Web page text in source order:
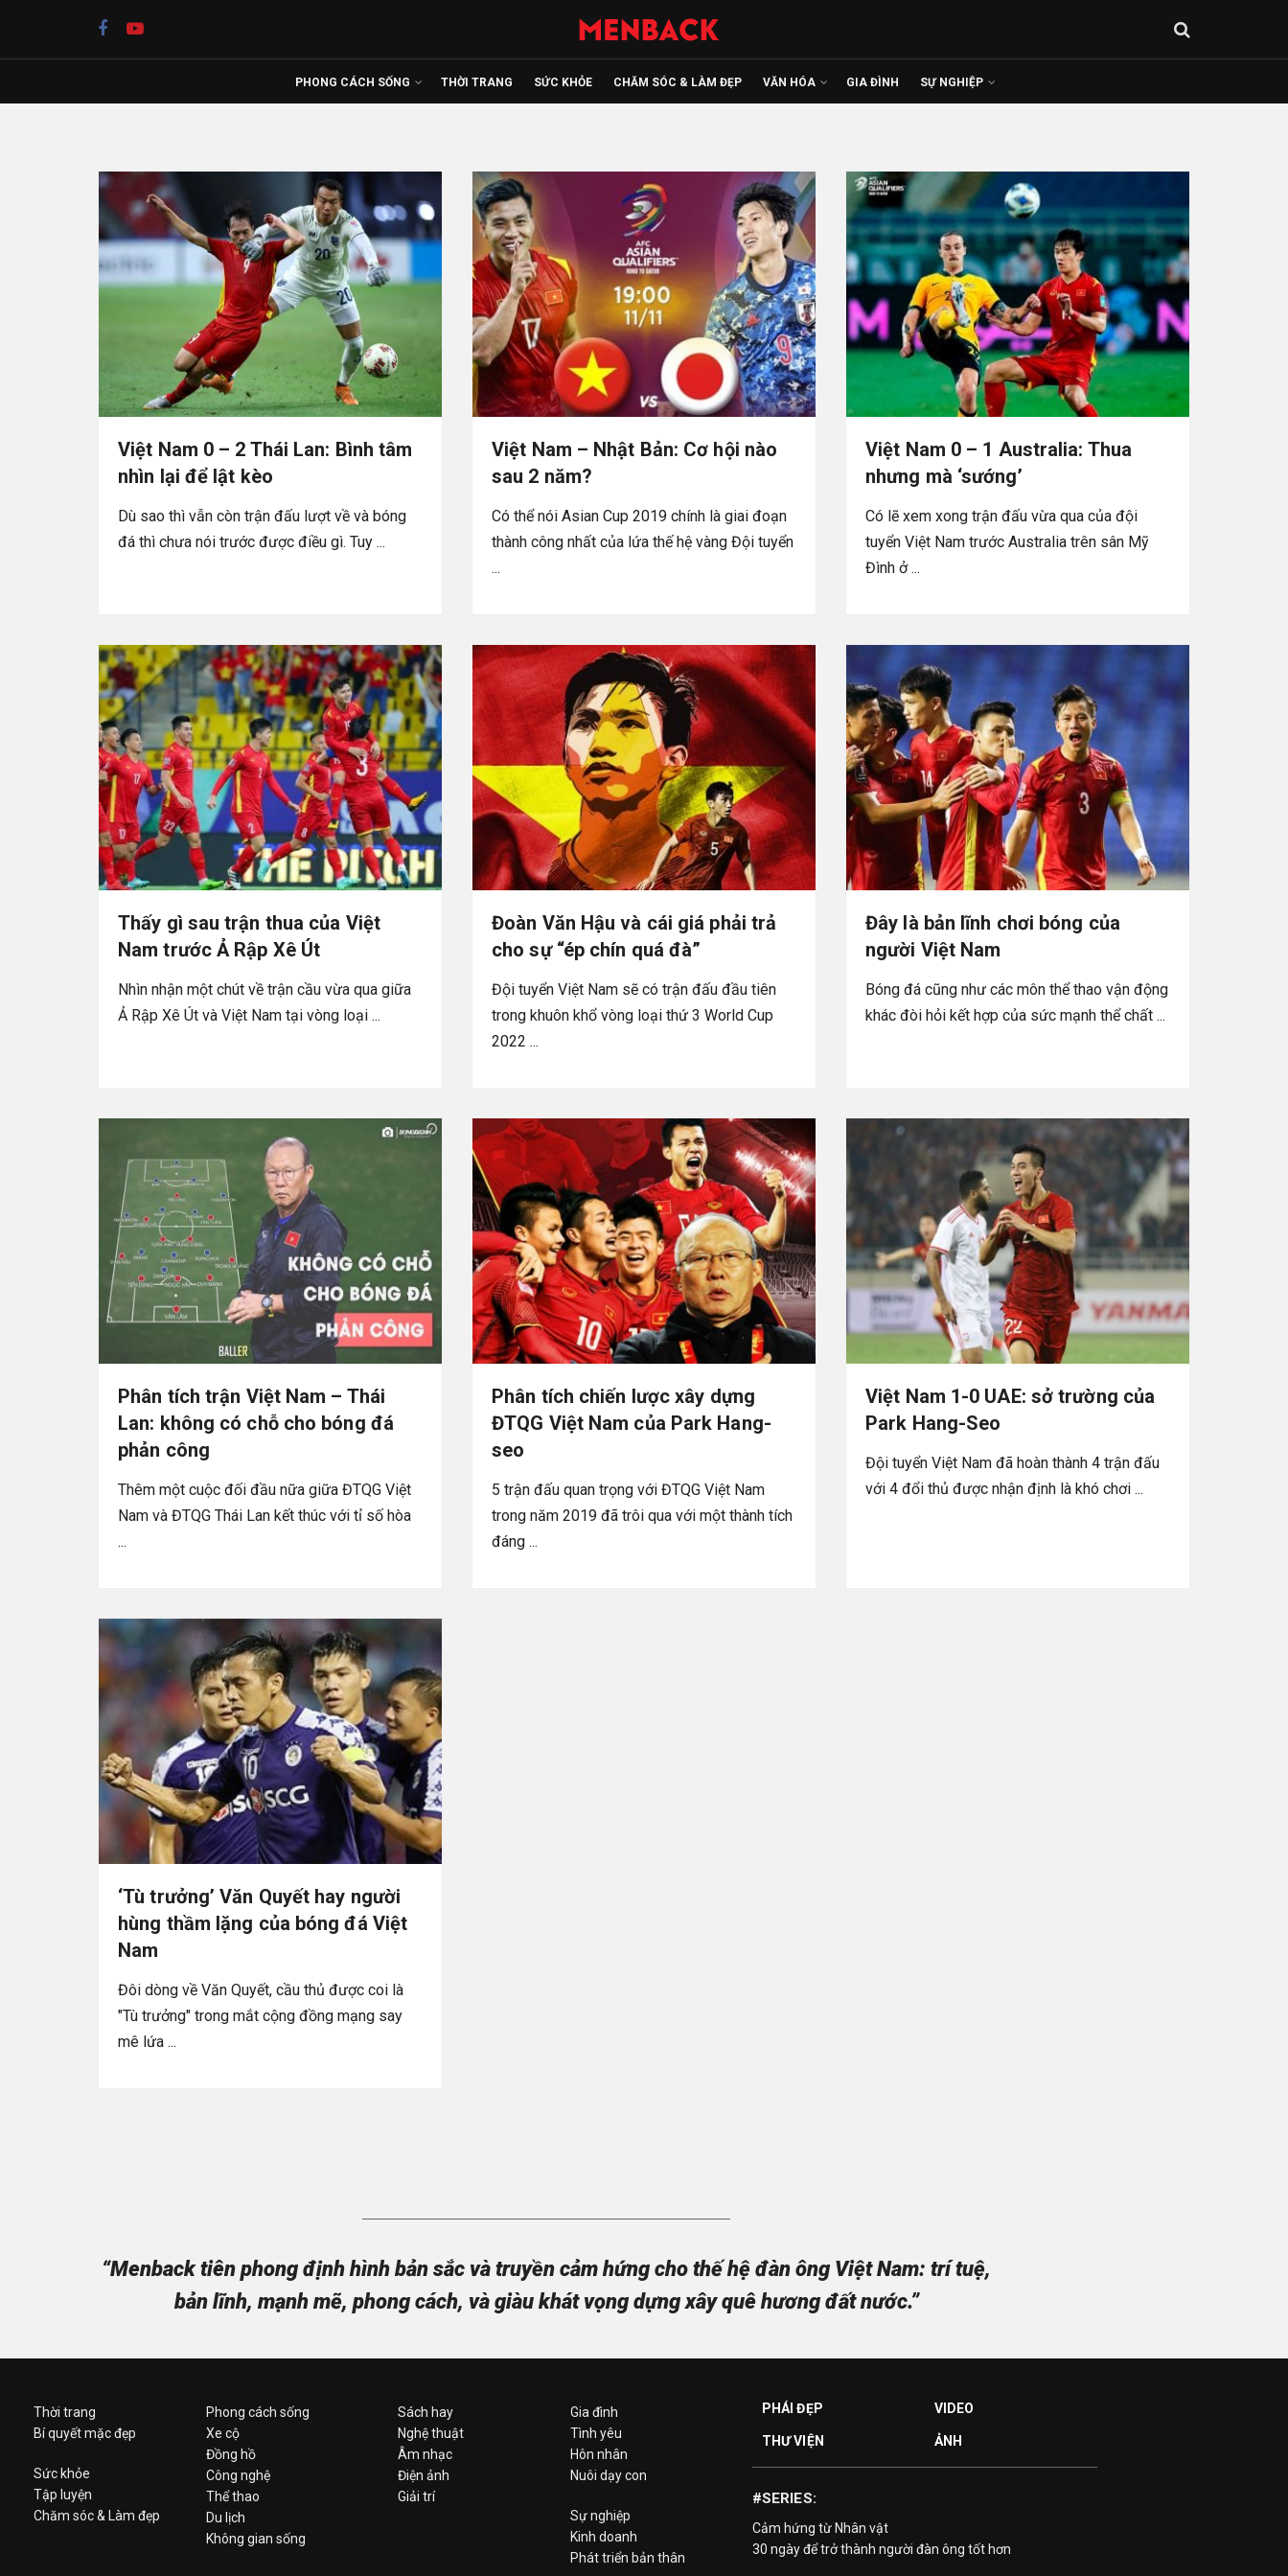
PHONG CÁCH SỐNG THỜI TRANG SỨC KHỎE CHĂM SÓC & LÀM ĐẸP VĂN HÓA GIA ĐÌNH SỰ NGHIỆP
Việt Nam 0 – 2 Thái Lan: Bình tâm
nhìn lại để lật kèo
Dù sao thì vẫn còn trận đấu lượt về và bóng
đá thì chưa nói trước được điều gì. Tuy ...
Việt Nam – Nhật Bản: Cơ hội nào
sau 2 năm?
Có thể nói Asian Cup 2019 chính là giai đoạn
thành công nhất của lứa thế hệ vàng Đội tuyển
...
Việt Nam 0 – 1 Australia: Thua
nhưng mà ‘sướng’
Có lẽ xem xong trận đấu vừa qua của đội
tuyển Việt Nam trước Australia trên sân Mỹ
Đình ở ...
Thấy gì sau trận thua của Việt
Nam trước Ả Rập Xê Út
Nhìn nhận một chút về trận cầu vừa qua giữa
Ả Rập Xê Út và Việt Nam tại vòng loại ...
Đoàn Văn Hậu và cái giá phải trả
cho sự “ép chín quá đà”
Đội tuyển Việt Nam sẽ có trận đấu đầu tiên
trong khuôn khổ vòng loại thứ 3 World Cup
2022 ...
Đây là bản lĩnh chơi bóng của
người Việt Nam
Bóng đá cũng như các môn thể thao vận động
khác đòi hỏi kết hợp của sức mạnh thể chất ...
Phân tích trận Việt Nam – Thái
Lan: không có chỗ cho bóng đá
phản công
Thêm một cuộc đối đầu nữa giữa ĐTQG Việt
Nam và ĐTQG Thái Lan kết thúc với tỉ số hòa
...
Phân tích chiến lược xây dựng
ĐTQG Việt Nam của Park Hang-
seo
5 trận đấu quan trọng với ĐTQG Việt Nam
trong năm 2019 đã trôi qua với một thành tích
đáng ...
Việt Nam 1-0 UAE: sở trường của
Park Hang-Seo
Đội tuyển Việt Nam đã hoàn thành 4 trận đấu
với 4 đổi thủ được nhận định là khó chơi ...
‘Tù trưởng’ Văn Quyết hay người
hùng thầm lặng của bóng đá Việt
Nam
Đôi dòng về Văn Quyết, cầu thủ được coi là
"Tù trưởng" trong mắt cộng đồng mạng say
mê lứa ...
“Menback tiên phong định hình bản sắc và truyền cảm hứng cho thế hệ đàn ông Việt Nam: trí tuệ,
bản lĩnh, mạnh mẽ, phong cách, và giàu khát vọng dựng xây quê hương đất nước.”
Thời trang
Bí quyết mặc đẹp
Sức khỏe
Tập luyện
Chăm sóc & Làm đẹp
Phong cách sống
Xe cộ
Đồng hồ
Công nghệ
Thể thao
Du lịch
Không gian sống
Sách hay
Nghệ thuật
Âm nhạc
Điện ảnh
Giải trí
Gia đình
Tình yêu
Hôn nhân
Nuôi dạy con
Sự nghiệp
Kinh doanh
Phát triển bản thân
PHÁI ĐẸP
THƯ VIỆN
VIDEO
ẢNH
#SERIES:
Cảm hứng từ Nhân vật
30 ngày để trở thành người đàn ông tốt hơn